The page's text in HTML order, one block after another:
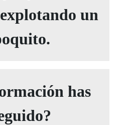
un
has